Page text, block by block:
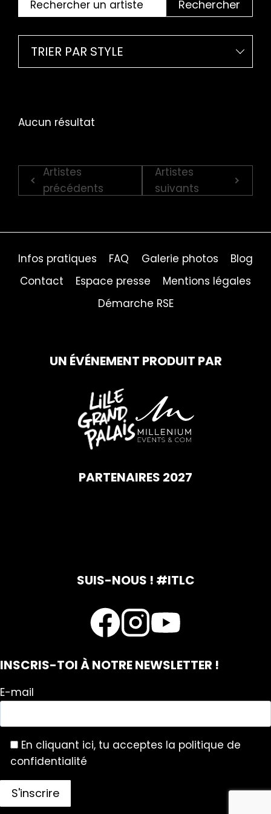
Rechercher
TRIER PAR STYLE
Aucun résultat
Artistes
précédents
Artistes
suivants
Infos pratiques FAQ Galerie photos
Blog
Contact
Espace presse
Mentions légales
Démarche RSE
UN ÉVÉNEMENT PRODUIT PAR
PARTENAIRES 2027
SUIS-NOUS ! #ITLC
INSCRIS-TOI À NOTRE NEWSLETTER !
E-mail
En cliquant ici, tu acceptes la politique de
confidentialité